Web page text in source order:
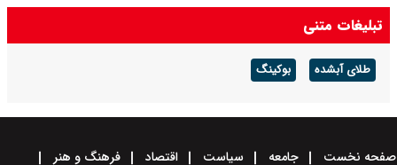
تبلیغات متنی
طلای آبشده بوکینگ
صفحه نخست جامعه سیاست اقتصاد فرهنگ و هنر